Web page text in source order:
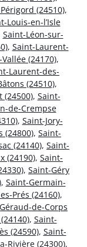
(24510),
Louis-en-l’Isle
Saint-Léon-sur-
, Saint-Laurent-
(24170),
Laurent-des-
(24510),
(24500), Saint-
de-Crempse
, Saint-Jory-
(24800), Saint-
(24140), Saint-
(24190), Saint-
, Saint-Géry
, Saint-Germain-
Prés (24160),
de-Corps
, Saint-
(24590), Saint-
Rivière (24300),